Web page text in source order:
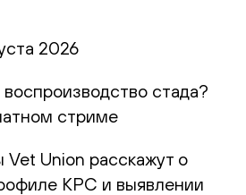
2026
стада?
стриме
Vet Union расскажут о
КРС и выявлении